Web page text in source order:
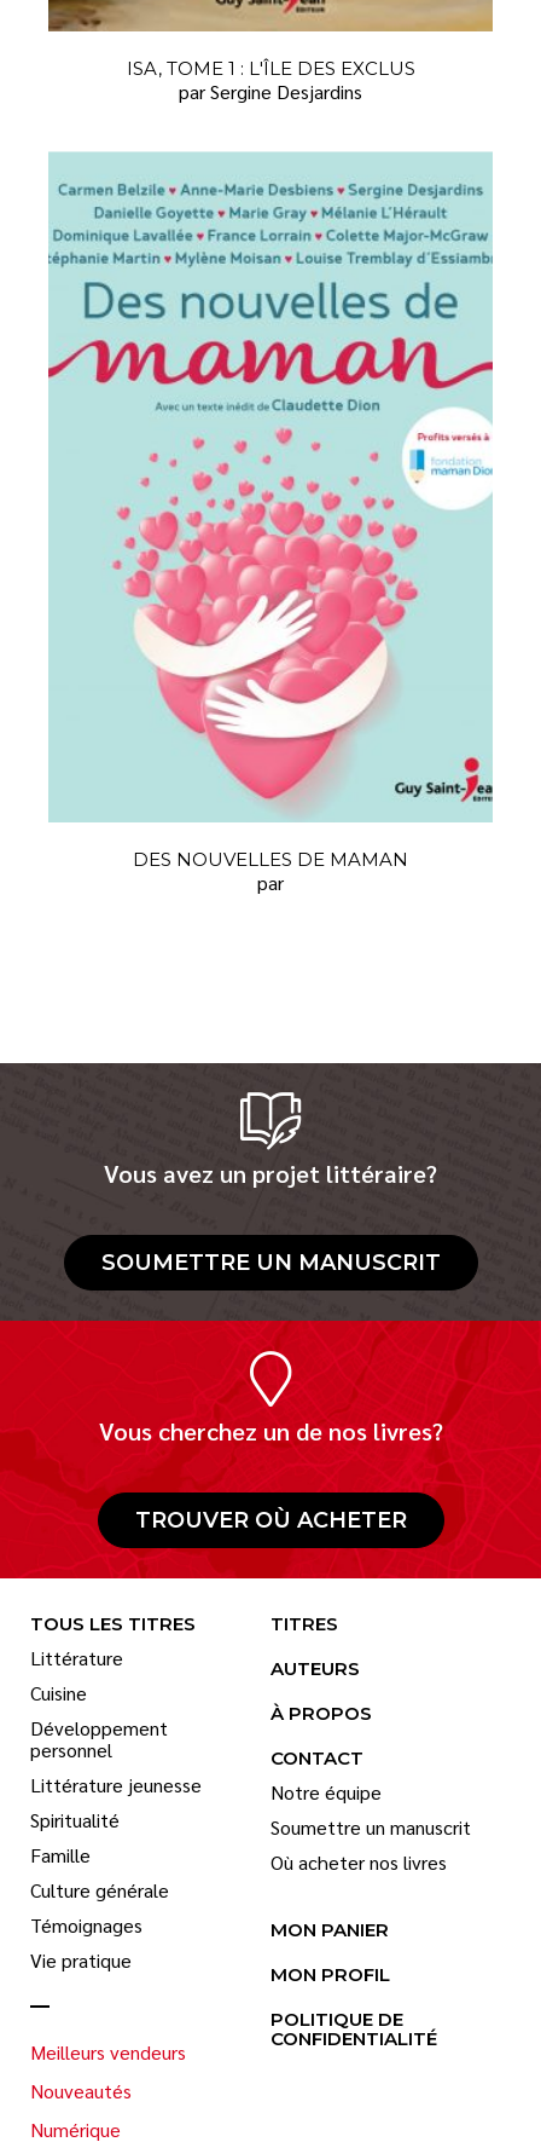
ISA, TOME 1 : L'ÎLE DES EXCLUS
par Sergine Desjardins
DES NOUVELLES DE MAMAN
par
Vous avez un projet littéraire?
SOUMETTRE UN MANUSCRIT
Vous cherchez un de nos livres?
TROUVER OÙ ACHETER
TOUS LES TITRES
Littérature
Cuisine
Développement
personnel
Littérature jeunesse
Spiritualité
Famille
Culture générale
Témoignages
Vie pratique
Meilleurs vendeurs
Nouveautés
Numérique
TITRES
AUTEURS
À PROPOS
CONTACT
Notre équipe
Soumettre un manuscrit
Où acheter nos livres
MON PANIER
MON PROFIL
POLITIQUE DE
CONFIDENTIALITÉ